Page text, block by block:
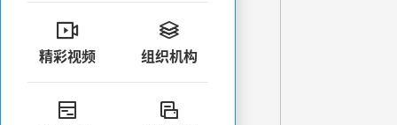

精彩视频

组织机构
 